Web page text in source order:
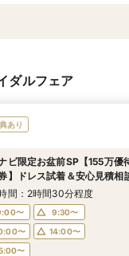
ダルフェア
あり
ビ限定お盆前SP【155万優
】ドレス試着＆安心見積相
間：2時間30分程度
〜
9:30〜
〜
14:00〜
〜